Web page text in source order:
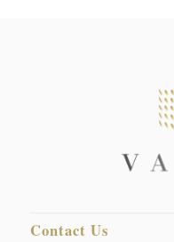
Contact Us